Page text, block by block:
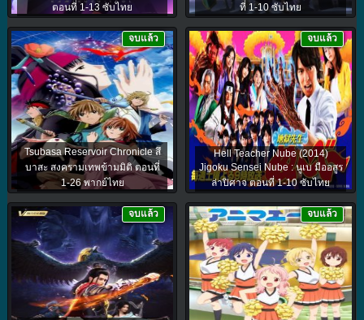
ตอนที่ 1-13 ซับไทย
ที่ 1-10 ซับไทย
Tsubasa Reservoir Chronicle สึ
บาสะ สงครามเทพข้ามมิติ ตอนที่
1-26 พากย์ไทย
จบแล้ว
Hell Teacher Nube (2014)
Jigoku Sensei Nube : นูเบ มืออสูร
ล่าปิศาจ ตอนที่ 1-10 ซับไทย
จบแล้ว
จบแล้ว จบแล้ว